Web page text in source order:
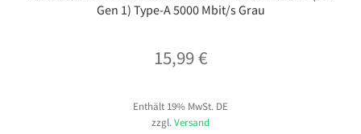
Gen 1) Type-A 5000 Mbit/s Grau
15,99€
Enthält 19% MwSt. DE
zzgl.Versand